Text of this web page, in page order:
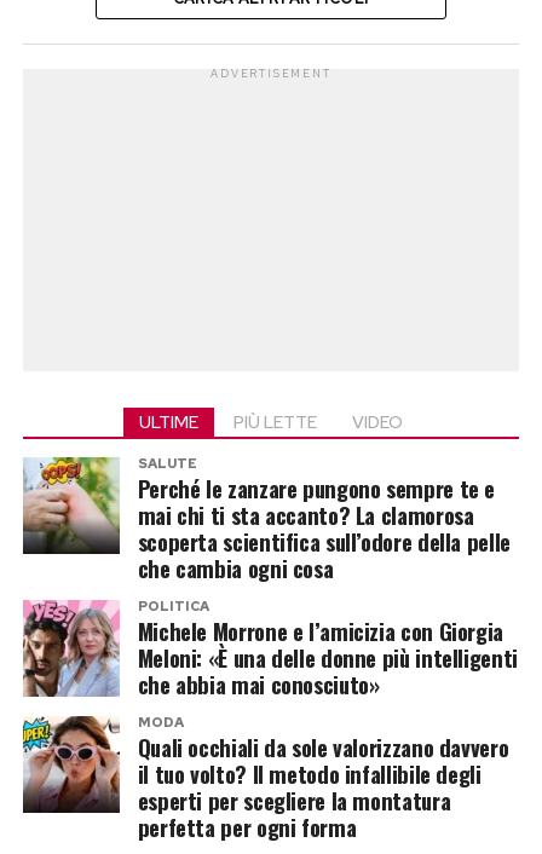
ADVERTISEMENT
ULTIME PIÙ LETTE VIDEO
SALUTE
Perché le zanzare pungono sempre te e
mai chi ti sta accanto? La clamorosa
scoperta scientifica sull’odore della pelle
che cambia ogni cosa
POLITICA
Michele Morrone e l’amicizia con Giorgia
Meloni: «È una delle donne più intelligenti
che abbia mai conosciuto»
MODA
Quali occhiali da sole valorizzano davvero
il tuo volto? Il metodo infallibile degli
esperti per scegliere la montatura
perfetta per ogni forma